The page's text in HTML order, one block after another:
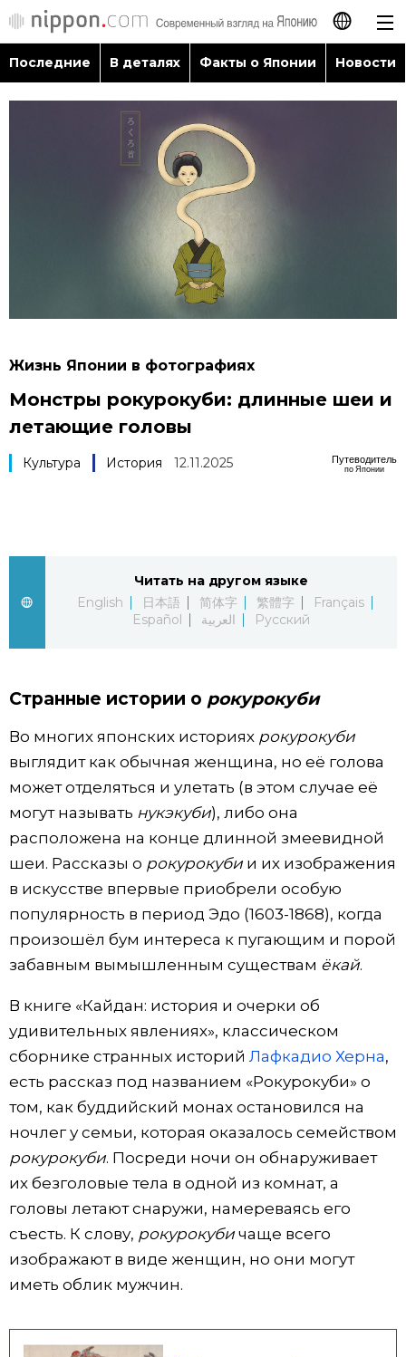
日本語
Факты о Японии
Фото/Видео
Экономика
Общество
Культура
Жизнь
Технологии
Токио
От редакции
Японский язык
Семья
Еда и напитки
official SNS
Последние В деталях Факты о Японии Новости
Жизнь Японии в фотографиях
Монстры рокурокуби: длинные шеи и
летающие головы
Путеводитель
по Японии
Культура История 12.11.2025
Читать на другом языке
English
日本語 简体字 繁體字
Français
Español
العربية Русский
Странные истории о рокурокуби
Во многих японских историях рокурокуби
выглядит как обычная женщина, но её голова
может отделяться и улетать (в этом случае её
могут называть нукэкуби), либо она
расположена на конце длинной змеевидной
шеи. Рассказы о рокурокубии их изображения
в искусстве впервые приобрели особую
популярность в период Эдо (1603-1868), когда
произошёл бум интереса к пугающим и порой
забавным вымышленным существам ёкай.
В книге «Кайдан: история и очерки об
удивительных явлениях», классическом
сборнике странных историйЛафкадио Херна,
есть рассказ под названием «Рокурокуби» о
том, как буддийский монах остановился на
ночлег у семьи, которая оказалось семейством
рокурокуби. Посреди ночи он обнаруживает
их безголовые тела в одной из комнат, а
головы летают снаружи, намереваясь его
съесть. К слову, рокурокубичаще всего
изображают в виде женщин, но они могут
иметь облик мужчин.